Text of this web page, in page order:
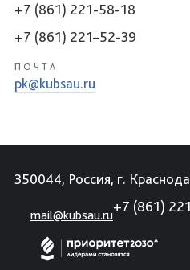
+7 (861) 221-58-18
+7 (861) 221–52-39
ПОЧТА
pk@kubsau.ru
350044, Россия, г.
mail@kubsau.ru
+7 (861)